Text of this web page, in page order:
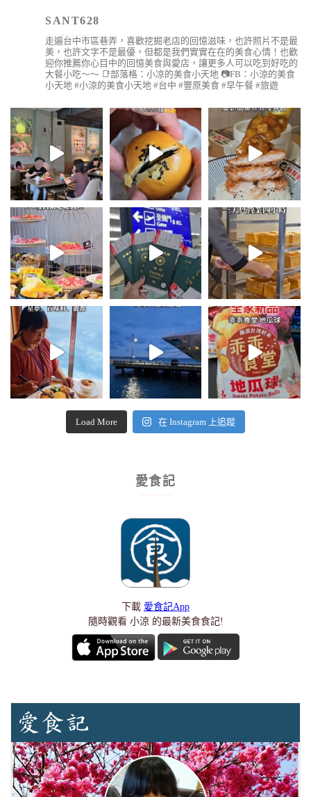
SANT628
走遍台中市區巷弄，喜歡挖掘老店的回憶滋味，也許照片不是最
美，也許文字不是最優，但都是我們實實在在的美食心情！也歡
迎你推薦你心目中的回憶美食與愛店，讓更多人可以吃到好吃的
大餐小吃～～ 📑部落格：小凉的美食小天地 📷FB：小涼的美食
小天地 #小涼的美食小天地 #台中 #豐原美食 #早午餐 #旅遊
Load More 在 Instagram 上追蹤
愛食記
下載 愛食記App
隨時觀看 小涼 的最新美食食記!